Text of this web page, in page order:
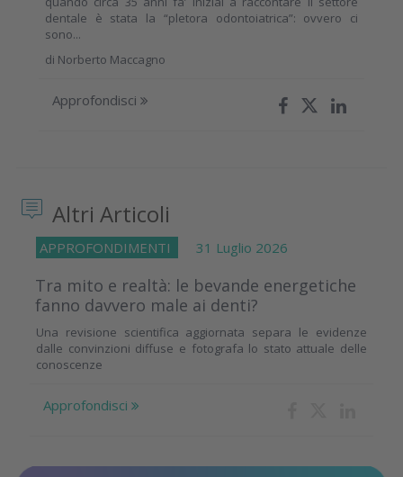
dentale è stata la “pletora odontoiatrica”: ovvero ci
sono...
di Norberto Maccagno
Approfondisci
Altri Articoli
APPROFONDIMENTI 31 Luglio 2026
Tra mito e realtà: le bevande energetiche
fanno davvero male ai denti?
Una revisione scientifica aggiornata separa le evidenze
dalle convinzioni diffuse e fotografa lo stato attuale delle
conoscenze
Approfondisci